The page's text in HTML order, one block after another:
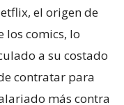
el origen de
los comics, lo
a su costado
contratar para
más contra